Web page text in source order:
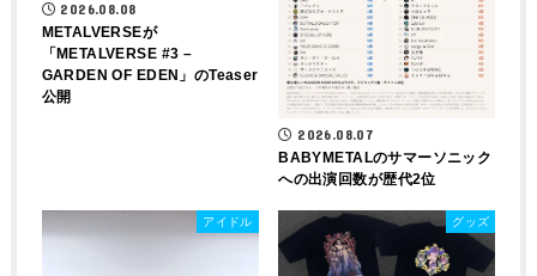
2026.08.08
METALVERSEが
「METALVERSE #3 –
GARDEN OF EDEN」のTeaser
公開
2026.08.07
BABYMETALのサマーソニック
への出演回数が歴代2位
アイドル グッズ